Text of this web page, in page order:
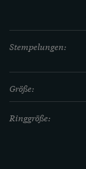
Stempelungen:
Größe:
Ringgröße: